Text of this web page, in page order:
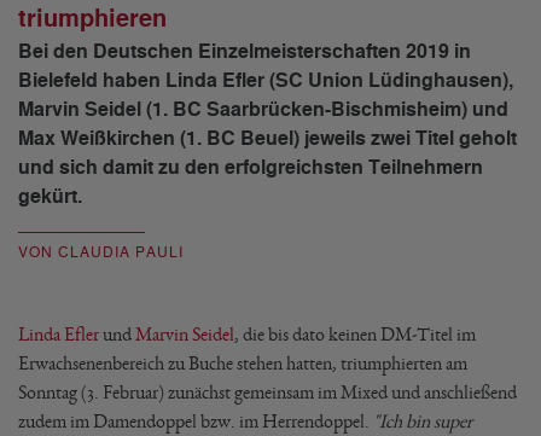
triumphieren
Bei den Deutschen Einzelmeisterschaften 2019 in
Bielefeld haben Linda Efler (SC Union Lüdinghausen),
Marvin Seidel (1. BC Saarbrücken-Bischmisheim) und
Max Weißkirchen (1. BC Beuel) jeweils zwei Titel geholt
und sich damit zu den erfolgreichsten Teilnehmern
gekürt.
VON CLAUDIA PAULI
Linda EflerundMarvin Seidel, die bis dato keinen DM-Titel im
Erwachsenenbereich zu Buche stehen hatten, triumphierten am
Sonntag (3. Februar) zunächst gemeinsam im Mixed und anschließend
zudem im Damendoppel bzw. im Herrendoppel.
"Ich bin super